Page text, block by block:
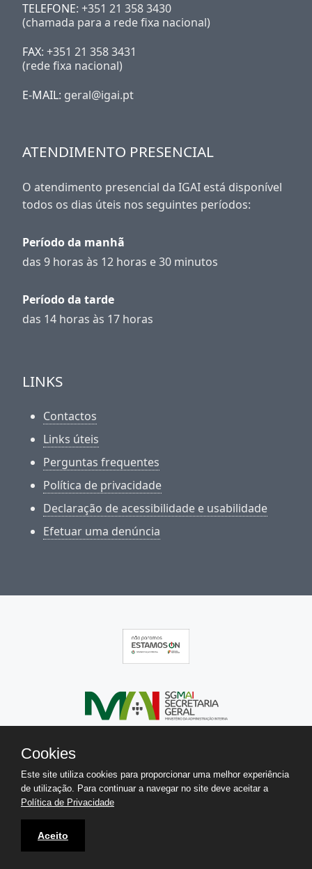
TELEFONE: +351 21 358 3430
(chamada para a rede fixa nacional)
FAX: +351 21 358 3431
(rede fixa nacional)
E-MAIL: geral@igai.pt
ATENDIMENTO PRESENCIAL
O atendimento presencial da IGAI está disponível
todos os dias úteis nos seguintes períodos:
Período da manhã
das 9 horas às 12 horas e 30 minutos
Período da tarde
das 14 horas às 17 horas
LINKS
Contactos
Links úteis
Perguntas frequentes
Política de privacidade
Declaração de acessibilidade e usabilidade
Efetuar uma denúncia
Copyright 2026 © IGAI. Todos os direitos reservados.
Cookies
Este site utiliza cookies para proporcionar uma melhor experiência
de utilização. Para continuar a navegar no site deve aceitar a
Política de Privacidade
Aceito